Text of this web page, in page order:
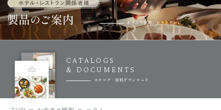
ホテルや旅館、レストランに
CATALOGS
& DOCUMENTS
カタログ・資料ダウンロード